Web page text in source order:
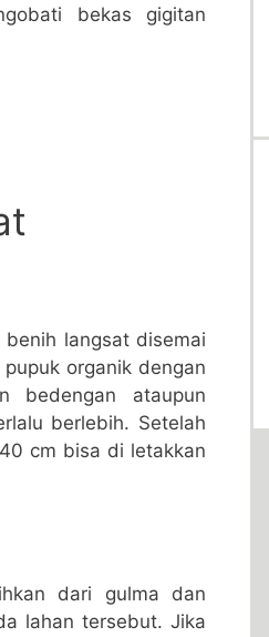
bekas gigitan
langsat disemai
organik dengan
bedengan ataupun
berlebih. Setelah
cm bisa di letakkan
dari gulma dan
lahan tersebut. Jika